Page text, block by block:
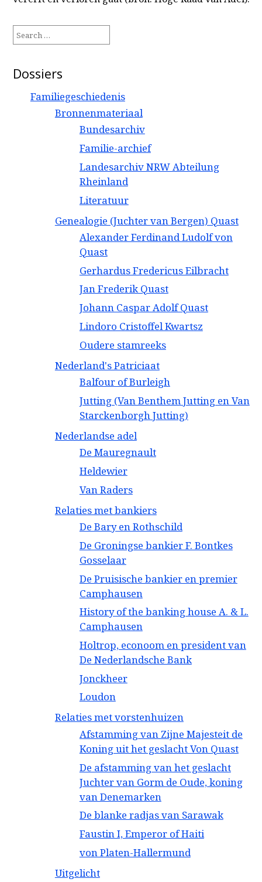
for:
Dossiers
Familiegeschiedenis
Bronnenmateriaal
Bundesarchiv
Familie-archief
Landesarchiv NRW Abteilung
Rheinland
Literatuur
Genealogie (Juchter van Bergen) Quast
Alexander Ferdinand Ludolf von
Quast
Gerhardus Fredericus Eilbracht
Jan Frederik Quast
Johann Caspar Adolf Quast
Lindoro Cristoffel Kwartsz
Oudere stamreeks
Nederland's Patriciaat
Balfour of Burleigh
Jutting (Van Benthem Jutting en Van
Starckenborgh Jutting)
Nederlandse adel
De Mauregnault
Heldewier
Van Raders
Relaties met bankiers
De Bary en Rothschild
De Groningse bankier F. Bontkes
Gosselaar
De Pruisische bankier en premier
Camphausen
History of the banking house A. & L.
Camphausen
Holtrop, econoom en president van
De Nederlandsche Bank
Jonckheer
Loudon
Relaties met vorstenhuizen
Afstamming van Zijne Majesteit de
Koning uit het geslacht Von Quast
De afstamming van het geslacht
Juchter van Gorm de Oude, koning
van Denemarken
De blanke radjas van Sarawak
Faustin I, Emperor of Haiti
von Platen-Hallermund
Uitgelicht